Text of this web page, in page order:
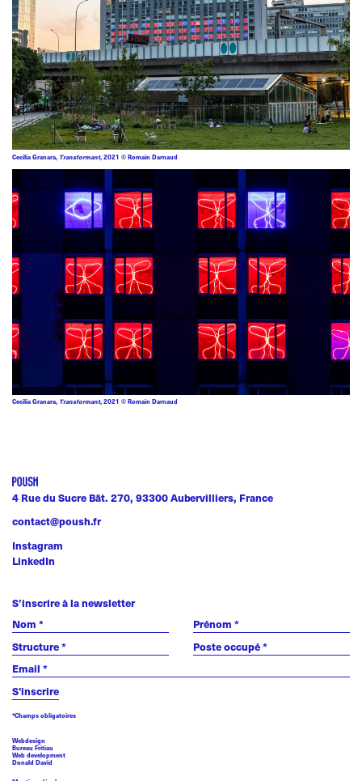
Cecilia Granara, Transformant, 2021 © Romain Darnaud
Cecilia Granara, Transformant, 2021 © Romain Darnaud
4 Rue du Sucre Bât. 270, 93300 Aubervilliers, France
contact@poush.fr
Instagram
LinkedIn
S’inscrire à la newsletter
*Champs obligatoires
Webdesign
Bureau Fritiau
Web development
Donald David